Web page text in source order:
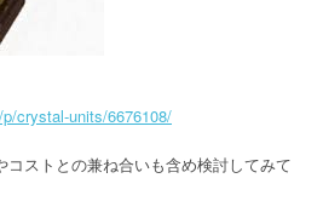
crystal-units/6676108/
ストとの兼ね合いも含め検討してみて